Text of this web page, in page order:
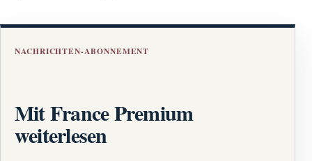
NACHRICHTEN-ABONNEMENT
Mit France Premium
weiterlesen